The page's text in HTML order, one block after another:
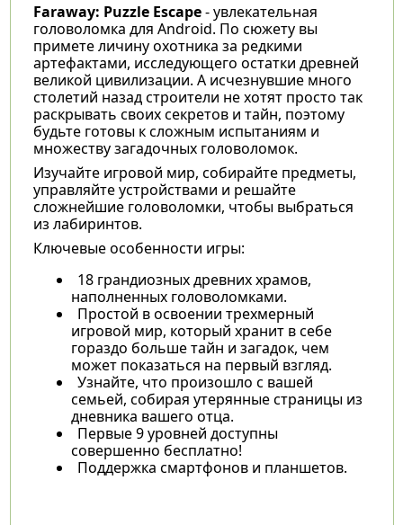
Faraway: Puzzle Escape- увлекательная
головоломка для Android. По сюжету вы
примете личину охотника за редкими
артефактами, исследующего остатки древней
великой цивилизации. А исчезнувшие много
столетий назад строители не хотят просто так
раскрывать своих секретов и тайн, поэтому
будьте готовы к сложным испытаниям и
множеству загадочных головоломок.
Изучайте игровой мир, собирайте предметы,
управляйте устройствами и решайте
сложнейшие головоломки, чтобы выбраться
из лабиринтов.
Ключевые особенности игры:
18 грандиозных древних храмов,
наполненных головоломками.
Простой в освоении трехмерный
игровой мир, который хранит в себе
гораздо больше тайн и загадок, чем
может показаться на первый взгляд.
Узнайте, что произошло с вашей
семьей, собирая утерянные страницы из
дневника вашего отца.
Первые 9 уровней доступны
совершенно бесплатно!
Поддержка смартфонов и планшетов.